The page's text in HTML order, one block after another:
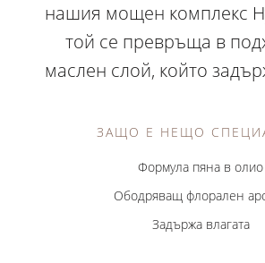
нашия мощен комплекс
той се превръща в
маслен слой, който
ЗАЩО Е НЕЩО
Формула пяна в олио
Ободряващ флорален
Задържа влагата